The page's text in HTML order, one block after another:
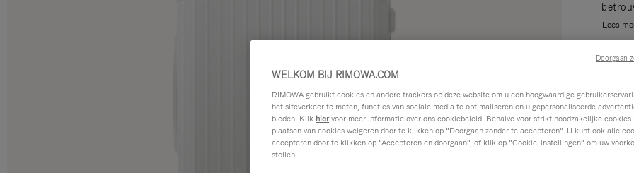
Lees
Kleur
WELKOM BIJ RIMOWA.COM
RIMOWA gebruikt cookies en andere trackers op deze website om u een hoogwaardige
het siteverkeer te meten, functies van sociale media te optimaliseren en u gepersonaliseerde
bieden. Klik hiervoor meer informatie over ons cookiebeleid. Behalve voor strikt noodzakelijke cookies
plaatsen van cookies weigeren door te klikken op “Doorgaan zonder te accepteren”. U kunt ook alle
accepteren door te klikken op “Accepteren en doorgaan”, of klik op “Cookie-instellingen” om uw
stellen.
Doorgaan